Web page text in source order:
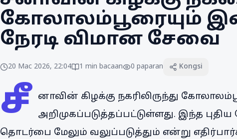
கோலாலம்பூரையும்
நேரடி விமான சேவை
20 Mac 2026, 22:04 1 min bacaan 0 paparan Kongsi
சீ னாவின் கிழக்கு நகரிலிருந்து
அறிமுகப்படுத்தப்பட்டுள்ளது. இந்த
தொடர்பை மேலும் வலுப்படுத்தும் என்று